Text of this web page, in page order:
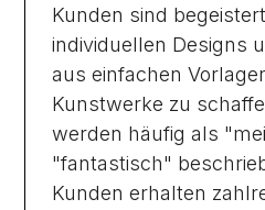
Kunden sind
individuellen Designs
aus einfachen
Kunstwerke zu
werden häufig als
"fantastisch"
Kunden erhalten